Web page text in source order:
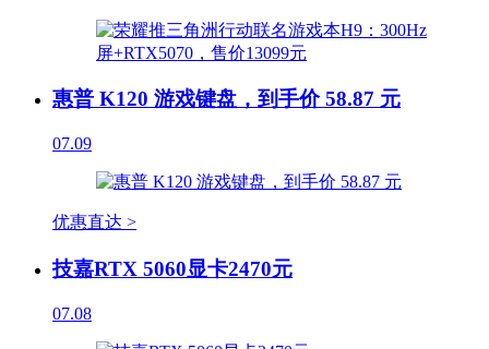
惠普 K120 游戏键盘，到手价 58.87 元
07.09
优惠直达 >
技嘉RTX 5060显卡2470元
07.08